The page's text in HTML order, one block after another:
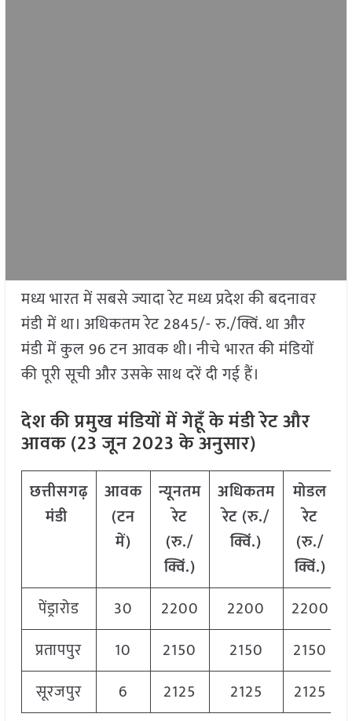
मध्य भारत में सबसे ज्यादा रेट मध्य प्रदेश की बदनावर
मंडी में था। अधिकतम रेट 2845/- रु./क्विं. था और
मंडी में कुल 96 टन आवक थी। नीचे भारत की मंडियों
की पूरी सूची और उसके साथ दरें दी गई हैं।
देश की प्रमुख मंडियों में गेहूँ के मंडी रेट और
आवक (23 जून 2023 के अनुसार)
छत्तीसगढ़
मंडी
आवक
(टन
में)
न्यूनतम
रेट
(रु./
क्विं.)
अधिकतम
रेट (रु./
क्विं.)
मोडल
रेट
(रु./
क्विं.)
पेंड्रारोड
30 2200 2200
2200
प्रतापपुर
10 2150 2150
2150
सूरजपुर
6 2125 2125 2125